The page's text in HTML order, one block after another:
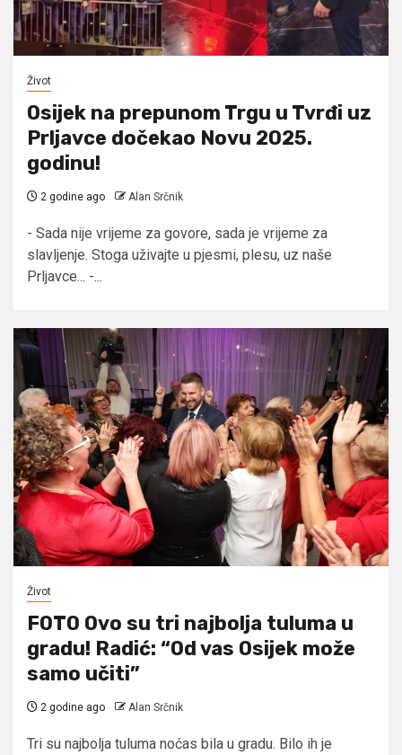
Život
Osijek na prepunom Trgu u Tvrđi uz
Prljavce dočekao Novu 2025.
godinu!
2 godine ago Alan Srčnik
- Sada nije vrijeme za govore, sada je vrijeme za
slavljenje. Stoga uživajte u pjesmi, plesu, uz naše
Prljavce... -...
Život
FOTO Ovo su tri najbolja tuluma u
gradu! Radić: “Od vas Osijek može
samo učiti”
2 godine ago Alan Srčnik
Tri su najbolja tuluma noćas bila u gradu. Bilo ih je